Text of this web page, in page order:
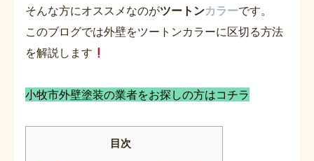
そんな方にオススメなのがツートンカラーです。
このブログでは外壁をツートンカラーに区切る方法
を解説します
小牧市外壁塗装の業者をお探しの方はコチラ
目次